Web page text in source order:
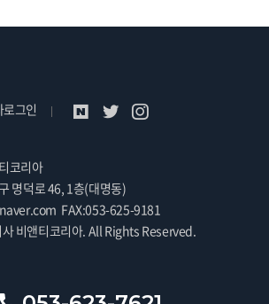
그인
코리아
명덕로 46, 1층(대명동)
FAX:053-625-9181
비앤티코리아. All Rights Reserved.